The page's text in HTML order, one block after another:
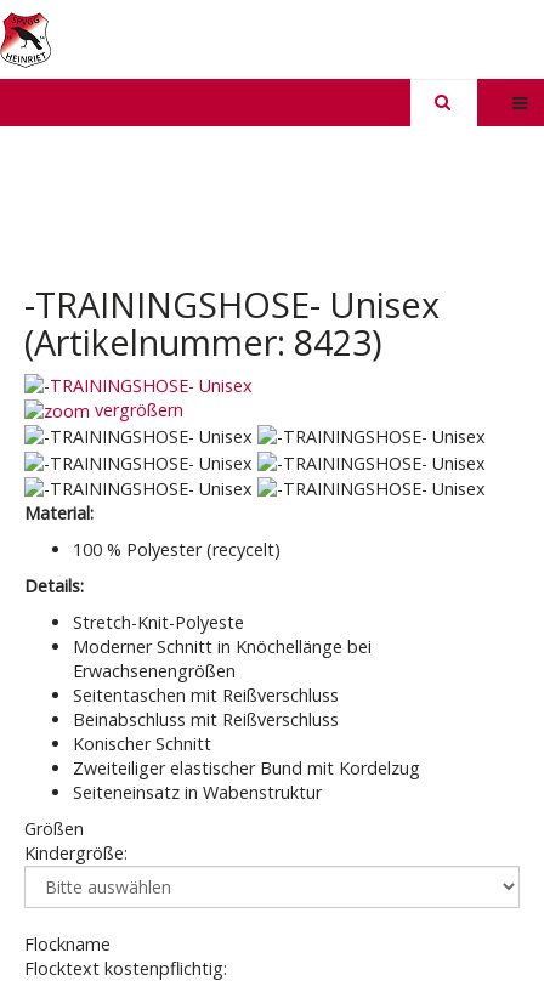
-TRAININGSHOSE- Unisex
(Artikelnummer: 8423)
vergrößern
Material:
100 % Polyester (recycelt)
Details:
Stretch-Knit-Polyeste
Moderner Schnitt in Knöchellänge bei
Erwachsenengrößen
Seitentaschen mit Reißverschluss
Beinabschluss mit Reißverschluss
Konischer Schnitt
Zweiteiliger elastischer Bund mit Kordelzug
Seiteneinsatz in Wabenstruktur
Größen
Kindergröße:
Flockname
Flocktext kostenpflichtig: